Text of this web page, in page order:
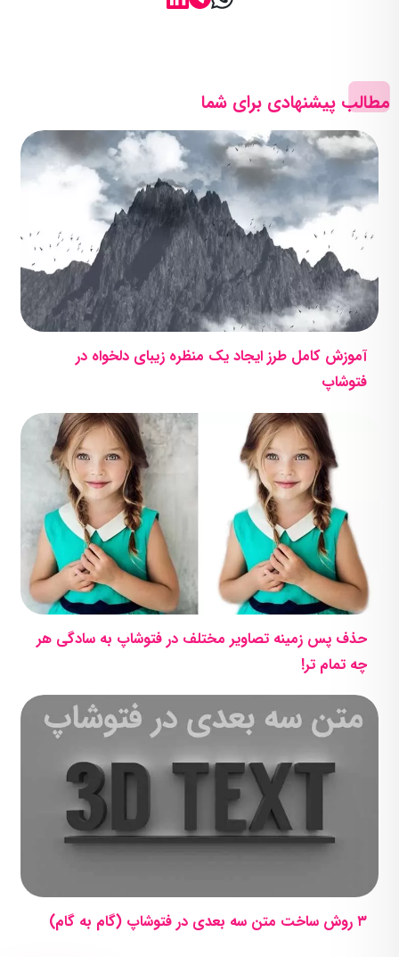
مطالب پیشنهادی برای شما
آموزش کامل طرز ایجاد یک منظره زیبای دلخواه در
فتوشاپ
حذف پس زمینه تصاویر مختلف در فتوشاپ به سادگی هر
چه تمام تر!
۳ روش ساخت متن سه بعدی در فتوشاپ (گام به گام)